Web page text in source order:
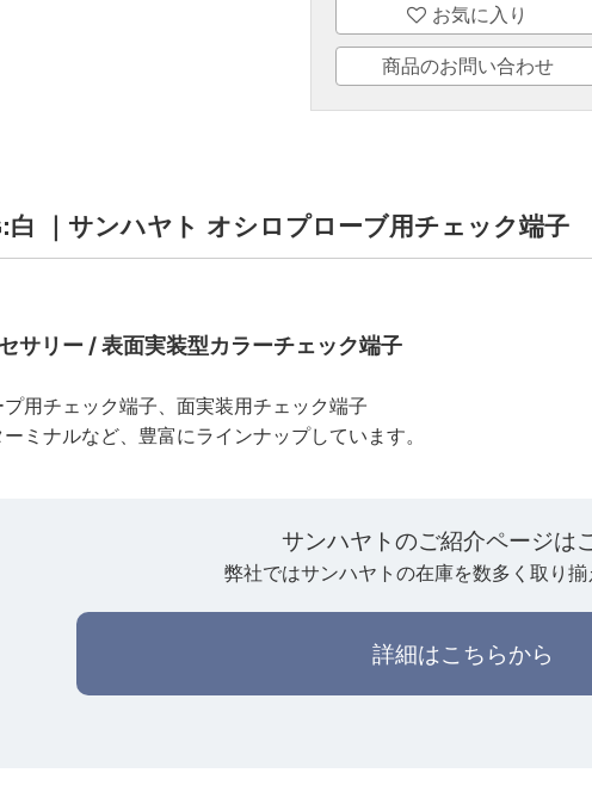
お気に入り
商品のお問い合わせ
白 ｜サンハヤト オシロプローブ用チェック端子
サリー / 表面実装型カラーチェック端子
用チェック端子、面実装用チェック端子
ミナルなど、豊富にラインナップしています。
サンハヤトのご紹介ページは
弊社ではサンハヤトの在庫を数多く取り
詳細はこちらから